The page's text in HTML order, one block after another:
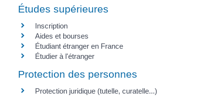
Études supérieures
Inscription
Aides et bourses
Étudiant étranger en France
Étudier à l'étranger
Protection des personnes
Protection juridique (tutelle, curatelle...)